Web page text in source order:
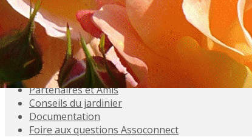
Adhésions
Évènements à venir
Agenda
Souvenez-vous
Inscriptions aux Sorties
Galeries photo
Partenaires et Amis
Conseils du jardinier
Documentation
Foire aux questions Assoconnect